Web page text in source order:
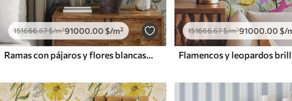
151666.67$/m²91000.00 $/m²
Ramas con pájaros y flores blancas sobre un fondo delicado
151666.67$/m²91000.00 $/